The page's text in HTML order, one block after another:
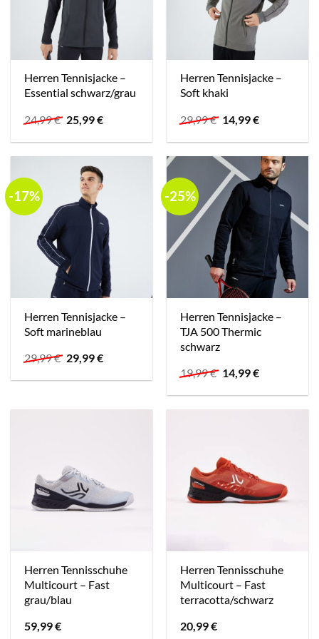
Herren Tennisjacke –
Essential schwarz/grau
24,99€ Ursprünglicher
Preis
war:
24,99 €
25,99€Aktueller
ist:
25,99 €.
Herren Tennisjacke –
Soft khaki
29,99€ Ursprünglicher
Preis
war:
29,99 €
14,99€Aktueller
ist:
14,99 €.
-17%
Herren Tennisjacke –
Soft marineblau
29,99€ Ursprünglicher
war:
29,99€Aktueller
ist:
-25%
Herren Tennisjacke –
TJA 500 Thermic
schwarz
19,99€ Ursprünglicher
war:
14,99€Aktueller
ist:
14,99 €.
Herren Tennisschuhe
Multicourt – Fast
grau/blau
59,99€
Herren Tennisschuhe
Multicourt – Fast
terracotta/schwarz
20,99€